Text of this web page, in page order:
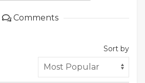
Comments
Sort by